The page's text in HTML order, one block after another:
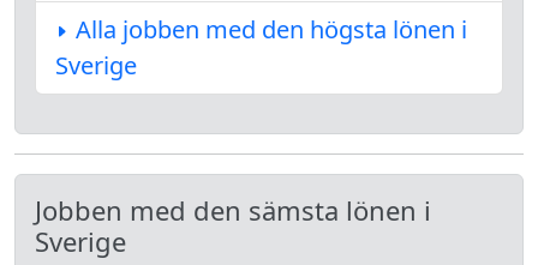
Alla jobben med den högsta lönen i
Sverige
Jobben med den sämsta lönen i
Sverige